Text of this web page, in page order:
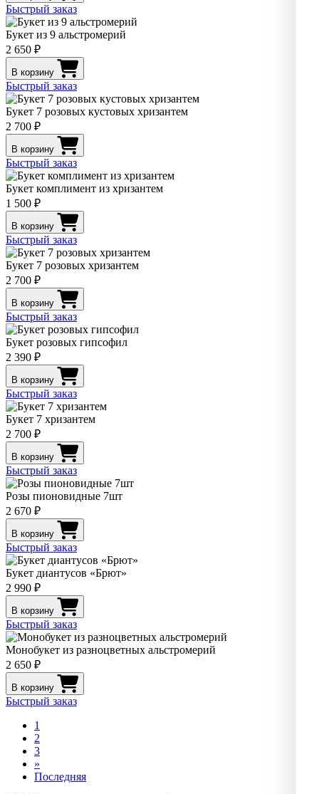
Быстрый заказ
Букет из 9 альстромерий
2 650 ₽
В корзину
Быстрый заказ
Букет 7 розовых кустовых хризантем
2 700 ₽
В корзину
Быстрый заказ
Букет комплимент из хризантем
1 500 ₽
В корзину
Быстрый заказ
Букет 7 розовых хризантем
2 700 ₽
В корзину
Быстрый заказ
Букет розовых гипсофил
2 390 ₽
В корзину
Быстрый заказ
Букет 7 хризантем
2 700 ₽
В корзину
Быстрый заказ
Розы пионовидные 7шт
2 670 ₽
В корзину
Быстрый заказ
Букет диантусов «Брют»
2 990 ₽
В корзину
Быстрый заказ
Монобукет из разноцветных альстромерий
2 650 ₽
В корзину
Быстрый заказ
1
2
3
»
Последняя